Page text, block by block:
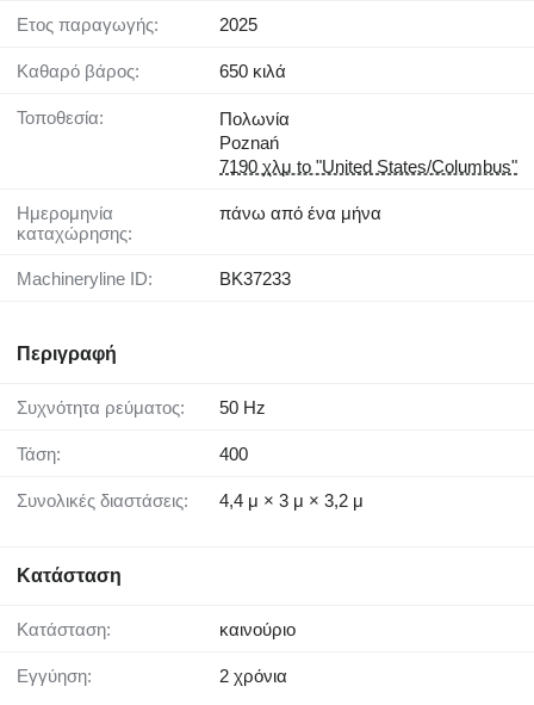
Έτος παραγωγής: 2025
Καθαρό βάρος: 650 κιλά
Τοποθεσία:
Πολωνία
Poznań
7190 χλμ to "United States/Columbus"
Ημερομηνία
καταχώρησης:
πάνω από ένα μήνα
Machineryline ID: BK37233
Περιγραφή
Συχνότητα ρεύματος: 50 Hz
Τάση: 400
Συνολικές διαστάσεις: 4,4 μ × 3 μ × 3,2 μ
Κατάσταση
Κατάσταση: καινούριο
Εγγύηση: 2 χρόνια